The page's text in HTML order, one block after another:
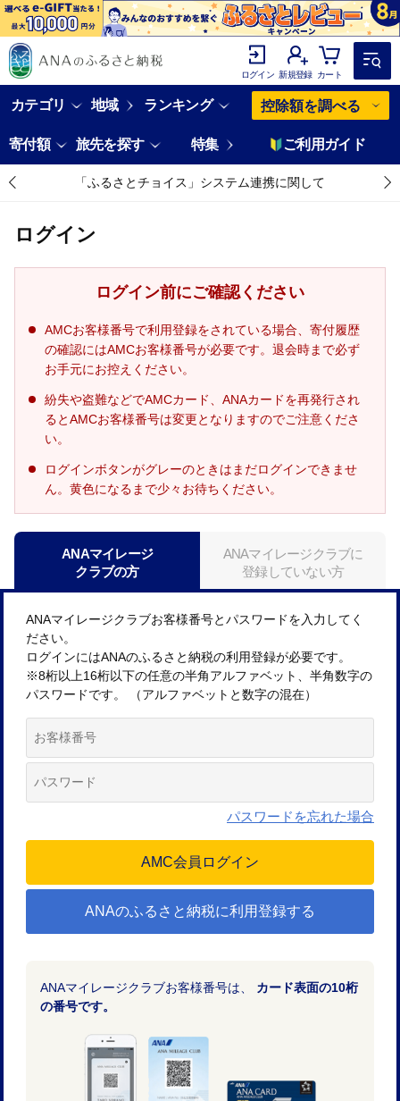
ログイン 新規登録 カート
カテゴリ 地域 ランキング 控除額を調べる
寄付額 旅先を探す 特集 ご利用ガイド
「ふるさとチョイス」システム連携に関して
ログイン
ログイン前にご確認ください
AMCお客様番号で利用登録をされている場合、寄付履歴
の確認にはAMCお客様番号が必要です。退会時まで必ず
お手元にお控えください。
紛失や盗難などでAMCカード、ANAカードを再発行され
るとAMCお客様番号は変更となりますのでご注意くださ
い。
ログインボタンがグレーのときはまだログインできませ
ん。黄色になるまで少々お待ちください。
ANAマイレージ
クラブの方
ANAマイレージクラブに
登録していない方
ANAマイレージクラブお客様番号とパスワードを入力してく
ださい。
ログインにはANAのふるさと納税の利用登録が必要です。
※8桁以上16桁以下の任意の半角アルファベット、半角数字の
パスワードです。 （アルファベットと数字の混在）
パスワードを忘れた場合
ANAのふるさと納税に利用登録する
ANAマイレージクラブお客様番号は、 カード表面の10桁
の番号です。